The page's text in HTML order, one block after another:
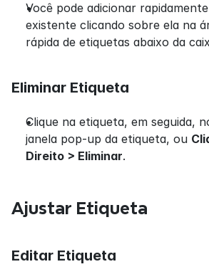
Você pode adicionar
existente clicando sobre ela na
rápida de etiquetas abaixo da
Eliminar Etiqueta
Clique na etiqueta, em seguida,
janela pop-up da etiqueta, ou
Direito > Eliminar.
Ajustar Etiqueta
Editar Etiqueta